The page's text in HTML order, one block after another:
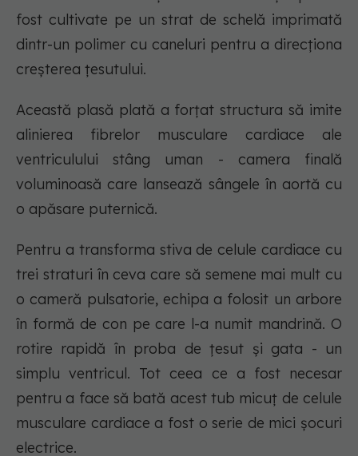
fost cultivate pe un strat de schelă imprimată
dintr-un polimer cu caneluri pentru a direcționa
creșterea țesutului.
Această plasă plată a forțat structura să imite
alinierea fibrelor musculare cardiace ale
ventriculului stâng uman - camera finală
voluminoasă care lansează sângele în aortă cu
o apăsare puternică.
Pentru a transforma stiva de celule cardiace cu
trei straturi în ceva care să semene mai mult cu
o cameră pulsatorie, echipa a folosit un arbore
în formă de con pe care l-a numit mandrină. O
rotire rapidă în proba de țesut și gata - un
simplu ventricul. Tot ceea ce a fost necesar
pentru a face să bată acest tub micuț de celule
musculare cardiace a fost o serie de mici șocuri
electrice.